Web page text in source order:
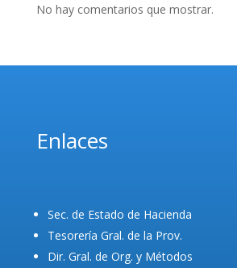
No hay comentarios que mostrar.
Enlaces
Sec. de Estado de Hacienda
Tesorería Gral. de la Prov.
Dir. Gral. de Org. y Métodos